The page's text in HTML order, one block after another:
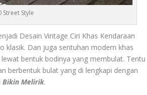
Style
Desain Vintage Ciri Khas Kendaraan
klasik. Dan juga sentuhan modern khas
bentuk bodinya yang membulat. Tentu
berbentuk bulat yang di lengkapi dengan
Bikin Melirik.